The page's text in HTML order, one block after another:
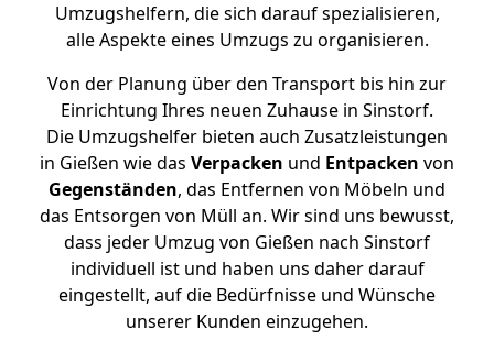
Umzugshelfern, die sich darauf spezialisieren,
alle Aspekte eines Umzugs zu organisieren.
Von der Planung über den Transport bis hin zur
Einrichtung Ihres neuen Zuhause in Sinstorf.
Die Umzugshelfer bieten auch Zusatzleistungen
in Gießen wie das Verpacken und Entpacken von
Gegenständen, das Entfernen von Möbeln und
das Entsorgen von Müll an. Wir sind uns bewusst,
dass jeder Umzug von Gießen nach Sinstorf
individuell ist und haben uns daher darauf
eingestellt, auf die Bedürfnisse und Wünsche
unserer Kunden einzugehen.